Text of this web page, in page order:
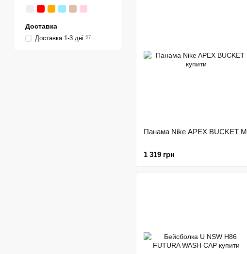
Панама Nike APEX BUCKET M
1 319 грн
Доставка
Доставка 1-3 дні 57